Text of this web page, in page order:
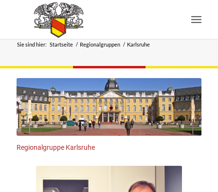
Sie sind hier: Startseite / Regionalgruppen / Karlsruhe
Regionalgruppe Karlsruhe